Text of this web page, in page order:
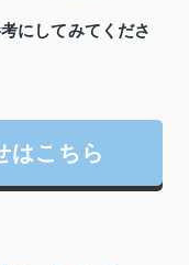
にしてみてくださ
はこちら